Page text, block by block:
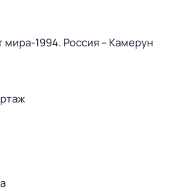
1994. Россия – Камерун